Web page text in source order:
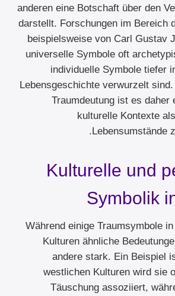
anderen eine Botschaft über den
darstellt. Forschungen im Bereich
beispielsweise von Carl Gustav
universelle Symbole oft
individuelle Symbole tiefer
Lebensgeschichte verwurzelt
Traumdeutung ist es daher
kulturelle Kontexte
Lebensumstände
Kulturelle und
Symbolik
Während einige Traumsymbole
Kulturen ähnliche
andere stark. Ein Beispiel
westlichen Kulturen wird sie
Täuschung assoziiert,